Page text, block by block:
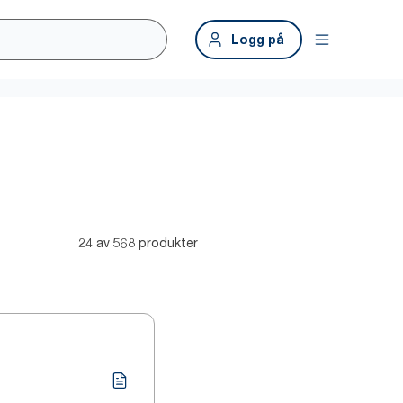
Logg på
24 av 568 produkter